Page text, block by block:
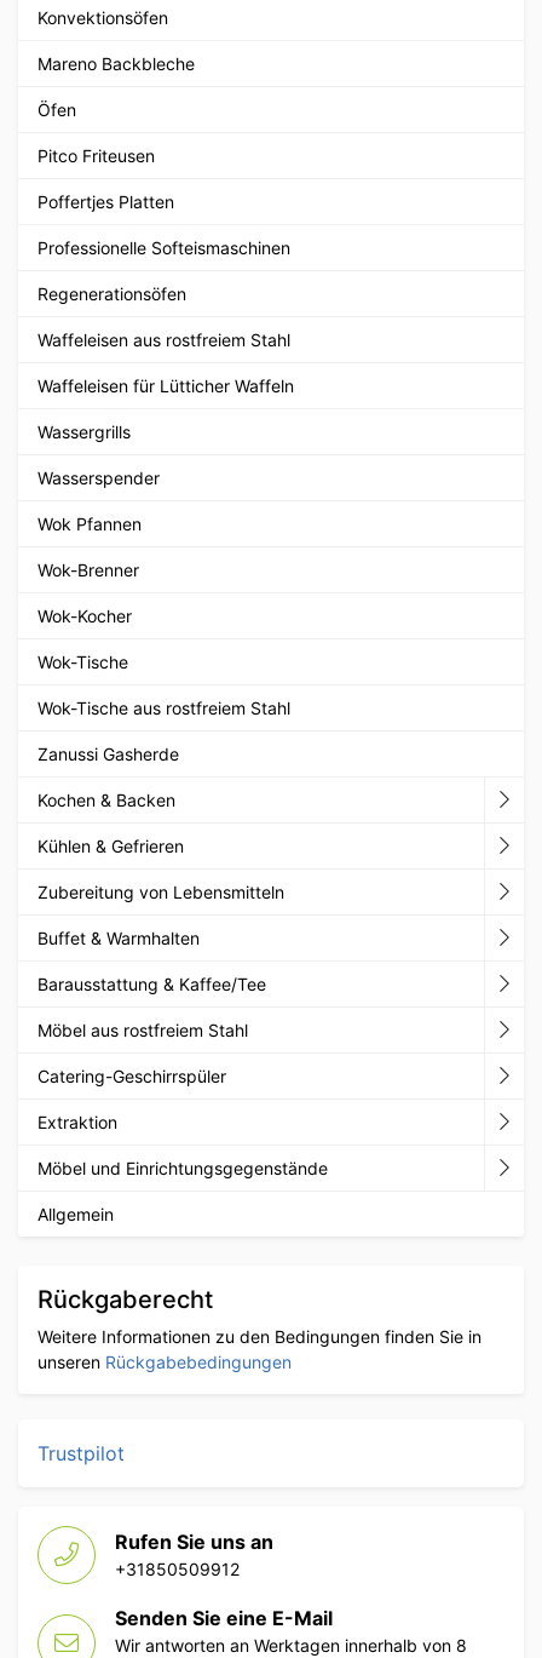
Konvektionsöfen
Mareno Backbleche
Öfen
Pitco Friteusen
Poffertjes Platten
Professionelle Softeismaschinen
Regenerationsöfen
Waffeleisen aus rostfreiem Stahl
Waffeleisen für Lütticher Waffeln
Wassergrills
Wasserspender
Wok Pfannen
Wok-Brenner
Wok-Kocher
Wok-Tische
Wok-Tische aus rostfreiem Stahl
Zanussi Gasherde
Kochen & Backen
Kühlen & Gefrieren
Zubereitung von Lebensmitteln
Buffet & Warmhalten
Barausstattung & Kaffee/Tee
Möbel aus rostfreiem Stahl
Catering-Geschirrspüler
Extraktion
Möbel und Einrichtungsgegenstände
Allgemein
Rückgaberecht
Weitere Informationen zu den Bedingungen finden Sie in
unseren Rückgabebedingungen
Trustpilot
Rufen Sie uns an
+31850509912
Senden Sie eine E-Mail
Wir antworten an Werktagen innerhalb von 8